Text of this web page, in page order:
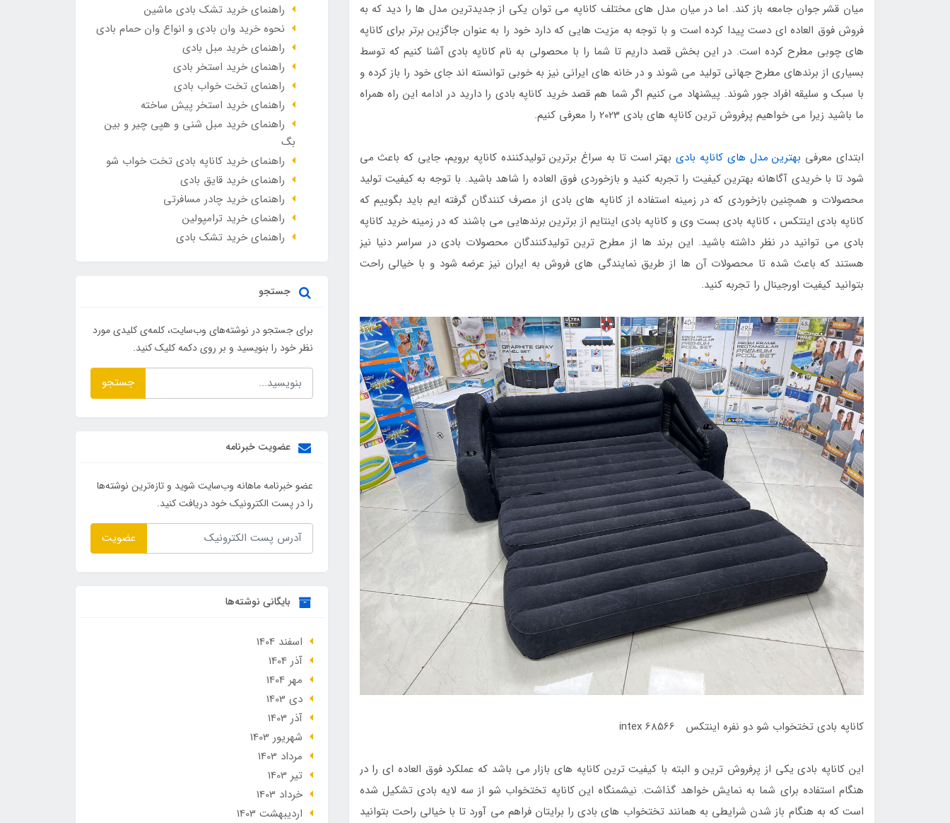
میان قشر جوان جامعه باز کند. اما در میان مدل های مختلف کاناپه می توان یکی از جدیدترین مدل ها را دید که به
فروش فوق العاده ای دست پیدا کرده است و با توجه به مزیت هایی که دارد خود را به عنوان جاگزین برتر برای کاناپه
های چوبی مطرح کرده است. در این بخش قصد داریم تا شما را با محصولی به نام کاناپه بادی آشنا کنیم که توسط
بسیاری از برندهای مطرح جهانی تولید می شوند و در خانه های ایرانی نیز به خوبی توانسته اند جای خود را باز کرده و
با سبک و سلیقه افراد جور شوند. پیشنهاد می کنیم اگر شما هم قصد خرید کاناپه بادی را دارید در ادامه این راه همراه
ما باشید زیرا می خواهیم پرفروش ترین کاناپه های بادی 2023 را معرفی کنیم.
ابتدای معرفی بهترین مدل های کاناپه بادیبهتر است تا به سراغ برترین تولیدکننده کاناپه برویم، جایی که باعث می
شود تا با خریدی آگاهانه بهترین کیفیت را تجربه کنید و بازخوردی فوق العاده را شاهد باشید. با توجه به کیفیت تولید
محصولات و همچنین بازخوردی که در زمینه استفاده از کاناپه های بادی از مصرف کنندگان گرفته ایم باید بگوییم که
کاناپه بادی اینتکس ، کاناپه بادی بست وی و کاناپه بادی اینتایم از برترین برندهایی می باشند که در زمینه خرید کاناپه
بادی می توانید در نظر داشته باشید. این برند ها از مطرح ترین تولیدکنندگان محصولات بادی در سراسر دنیا نیز
هستند که باعث شده تا محصولات آن ها از طریق نمایندگی های فروش به ایران نیز عرضه شود و با خیالی راحت
بتوانید کیفیت اورجینال را تجربه کنید.
کاناپه بادی تختخواب شو دو نفره اینتکس intex 68566
این کاناپه بادی یکی از پرفروش ترین و البته با کیفیت ترین کاناپه های بازار می باشد که عملکرد فوق العاده ای را در
هنگام استفاده برای شما به نمایش خواهد گذاشت. نیشمنگاه این کاناپه تختخواب شو از سه لایه بادی تشکیل شده
است که به هنگام باز شدن شرایطی به همانند تختخواب های بادی را برایتان فراهم می آورد تا با خیالی راحت بتوانید
راهنمای خرید تشک بادی ماشین
نحوه خرید وان بادی و انواع وان حمام بادی
راهنمای خرید مبل بادی
راهنمای خرید استخر بادی
راهنمای تخت خواب بادی
راهنمای خرید استخر پیش ساخته
راهنمای خرید مبل شنی و هپی چیر و بین
بگ
راهنمای خرید کاناپه بادی تخت خواب شو
راهنمای خرید قایق بادی
راهنمای خرید چادر مسافرتی
راهنمای خرید ترامپولین
راهنمای خرید تشک بادی
جستجو
برای جستجو در نوشته‌های وب‌سایت، کلمه‌ی کلیدی مورد
نظر خود را بنویسید و بر روی دکمه کلیک کنید.
جستجو
عضویت خبرنامه
عضو خبرنامه ماهانه وب‌سایت شوید و تازه‌ترین نوشته‌ها
را در پست الکترونیک خود دریافت کنید.
عضویت
بایگانی نوشته‌ها
اسفند 1404
آذر 1404
مهر 1404
دی 1403
آذر 1403
شهریور 1403
مرداد 1403
تير 1403
خرداد 1403
ارديبهشت 1403